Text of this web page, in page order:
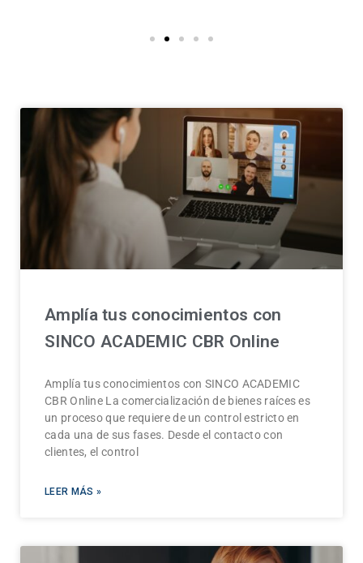
Amplía tus conocimientos con
SINCO ACADEMIC CBR Online
Amplía tus conocimientos con SINCO ACADEMIC
CBR Online La comercialización de bienes raíces es
un proceso que requiere de un control estricto en
cada una de sus fases. Desde el contacto con
clientes, el control
LEER MÁS »